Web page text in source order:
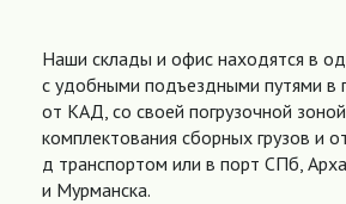
Наши склады и офис находятся в
с удобными подъездными путями в
от КАД, со своей погрузочной
комплектования сборных грузов и
д транспортом или в порт СПб,
и Мурманска.